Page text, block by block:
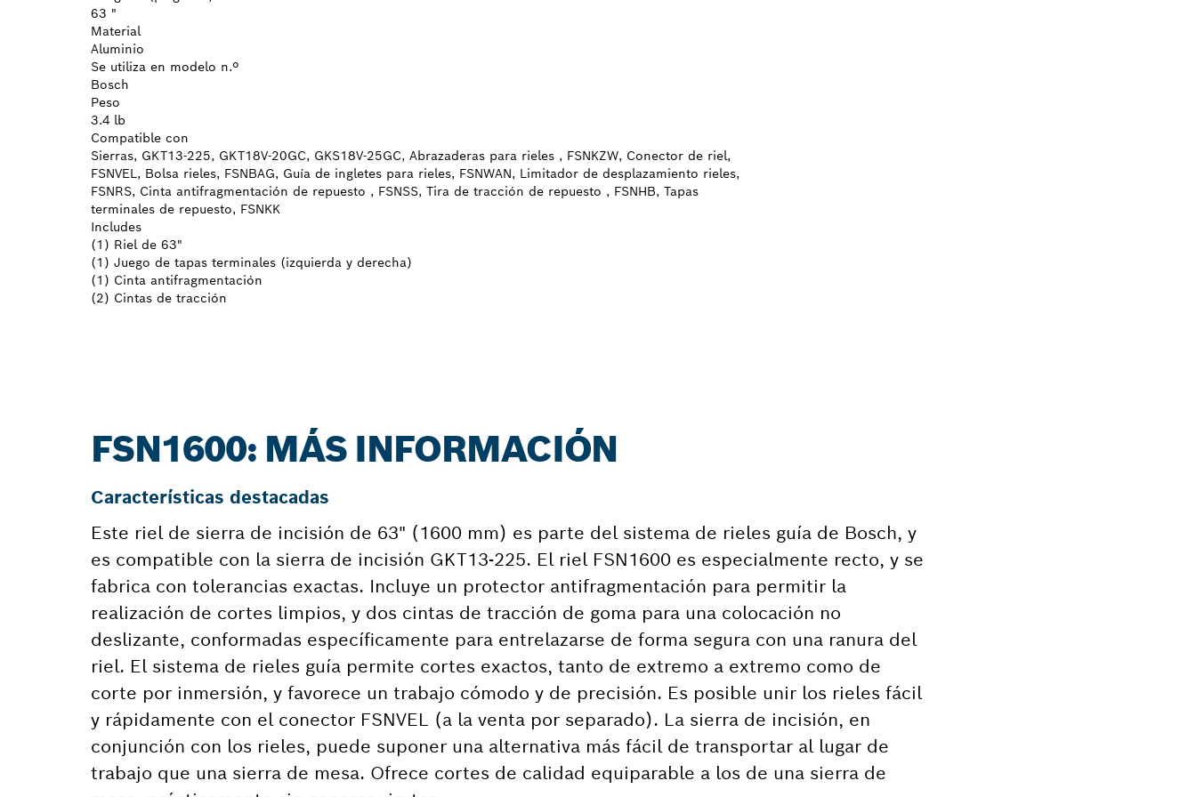
63 "
Material
Aluminio
Se utiliza en modelo n.º
Bosch
Peso
3.4 lb
Compatible con
Sierras, GKT13-225, GKT18V-20GC, GKS18V-25GC, Abrazaderas para rieles , FSNKZW, Conector de riel,
FSNVEL, Bolsa rieles, FSNBAG, Guía de ingletes para rieles, FSNWAN, Limitador de desplazamiento rieles,
FSNRS, Cinta antifragmentación de repuesto , FSNSS, Tira de tracción de repuesto , FSNHB, Tapas
terminales de repuesto, FSNKK
Includes
(1) Riel de 63"
(1) Juego de tapas terminales (izquierda y derecha)
(1) Cinta antifragmentación
(2) Cintas de tracción
FSN1600: MÁS INFORMACIÓN
Características destacadas
Este riel de sierra de incisión de 63" (1600 mm) es parte del sistema de rieles guía de Bosch, y
es compatible con la sierra de incisión GKT13-225. El riel FSN1600 es especialmente recto, y se
fabrica con tolerancias exactas. Incluye un protector antifragmentación para permitir la
realización de cortes limpios, y dos cintas de tracción de goma para una colocación no
deslizante, conformadas específicamente para entrelazarse de forma segura con una ranura del
riel. El sistema de rieles guía permite cortes exactos, tanto de extremo a extremo como de
corte por inmersión, y favorece un trabajo cómodo y de precisión. Es posible unir los rieles fácil
y rápidamente con el conector FSNVEL (a la venta por separado). La sierra de incisión, en
conjunción con los rieles, puede suponer una alternativa más fácil de transportar al lugar de
trabajo que una sierra de mesa. Ofrece cortes de calidad equiparable a los de una sierra de